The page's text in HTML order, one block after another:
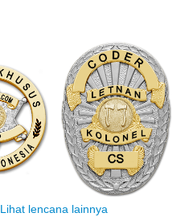
Lihat lencana lainnya